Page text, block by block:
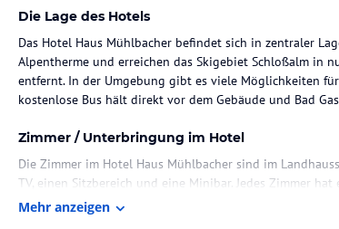
Die Lage des Hotels
Das Hotel Haus Mühlbacher befindet sich in zentraler
Alpentherme und erreichen das Skigebiet Schloßalm in
entfernt. In der Umgebung gibt es viele Möglichkeiten
kostenlose Bus hält direkt vor dem Gebäude und Bad
Zimmer / Unterbringung im Hotel
Die Zimmer im Hotel Haus Mühlbacher sind im
TV, einen Sitzbereich und eine Minibar. Jedes Zimmer
Die meisten Zimmer bieten einen Balkon mit
Mehr anzeigen